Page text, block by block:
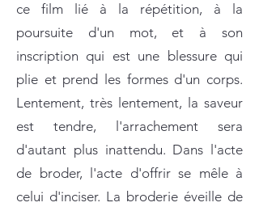
ce film lié à la répétition, à la
poursuite d'un mot, et à son
inscription qui est une blessure qui
plie et prend les formes d'un corps.
Lentement, très lentement, la saveur
est tendre, l'arrachement sera
d'autant plus inattendu. Dans l'acte
de broder, l'acte d'offrir se mêle à
celui d'inciser. La broderie éveille de